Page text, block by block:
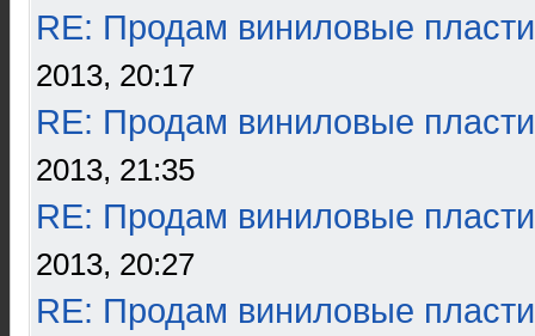
RE: Продам виниловые
2013, 20:17
RE: Продам виниловые
2013, 21:35
RE: Продам виниловые
2013, 20:27
RE: Продам виниловые